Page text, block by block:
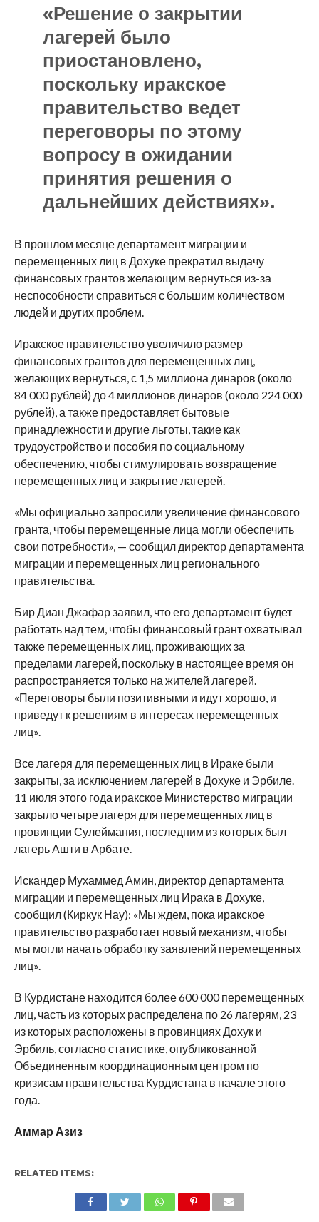
«Решение о закрытии
лагерей было
приостановлено,
поскольку иракское
правительство ведет
переговоры по этому
вопросу в ожидании
принятия решения о
дальнейших действиях».
В прошлом месяце департамент миграции и
перемещенных лиц в Дохуке прекратил выдачу
финансовых грантов желающим вернуться из-за
неспособности справиться с большим количеством
людей и других проблем.
Иракское правительство увеличило размер
финансовых грантов для перемещенных лиц,
желающих вернуться, с 1,5 миллиона динаров (около
84 000 рублей) до 4 миллионов динаров (около 224 000
рублей), а также предоставляет бытовые
принадлежности и другие льготы, такие как
трудоустройство и пособия по социальному
обеспечению, чтобы стимулировать возвращение
перемещенных лиц и закрытие лагерей.
«Мы официально запросили увеличение финансового
гранта, чтобы перемещенные лица могли обеспечить
свои потребности», — сообщил директор департамента
миграции и перемещенных лиц регионального
правительства.
Бир Диан Джафар заявил, что его департамент будет
работать над тем, чтобы финансовый грант охватывал
также перемещенных лиц, проживающих за
пределами лагерей, поскольку в настоящее время он
распространяется только на жителей лагерей.
«Переговоры были позитивными и идут хорошо, и
приведут к решениям в интересах перемещенных
лиц».
Все лагеря для перемещенных лиц в Ираке были
закрыты, за исключением лагерей в Дохуке и Эрбиле.
11 июля этого года иракское Министерство миграции
закрыло четыре лагеря для перемещенных лиц в
провинции Сулеймания, последним из которых был
лагерь Ашти в Арбате.
Искандер Мухаммед Амин, директор департамента
миграции и перемещенных лиц Ирака в Дохуке,
сообщил (Киркук Нау): «Мы ждем, пока иракское
правительство разработает новый механизм, чтобы
мы могли начать обработку заявлений перемещенных
лиц».
В Курдистане находится более 600 000 перемещенных
лиц, часть из которых распределена по 26 лагерям, 23
из которых расположены в провинциях Дохук и
Эрбиль, согласно статистике, опубликованной
Объединенным координационным центром по
кризисам правительства Курдистана в начале этого
года.
Аммар Азиз
RELATED ITEMS: